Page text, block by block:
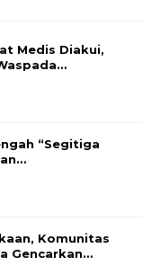
Medis Diakui,
“Segitiga
Komunitas
Gencarkan…